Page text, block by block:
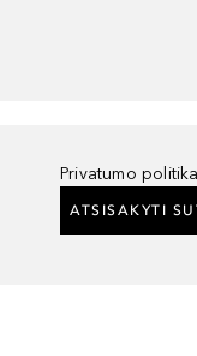
Privatumo politika
ATSISAKYTI